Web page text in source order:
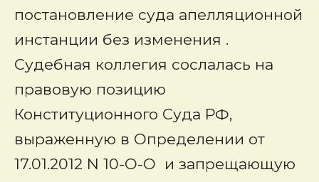
постановление суда апелляционной
инстанции без изменения .
Судебная коллегия сослалась на
правовую позицию
Конституционного Суда РФ,
выраженную в Определении от
17.01.2012 N 10-О-О и запрещающую